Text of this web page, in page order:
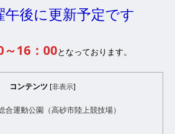
後に更新予定です
～16：00となっております。
コンテンツ [非表示]
合運動公園（高砂市陸上競技場）